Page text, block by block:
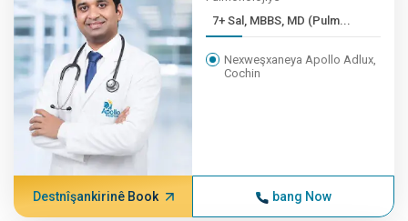
7+ Sal, MBBS, MD (Pulm...
Nexweşxaneya Apollo Adlux,
Cochin
Destnîşankirinê Book bang Now